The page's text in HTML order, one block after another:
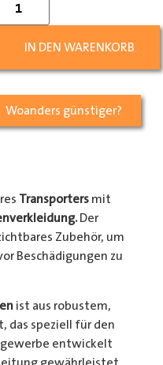
IN DEN WARENKORB
Woanders günstiger?
Transportersmit
Der
Zubehör, um
Beschädigungen zu
ist aus robustem,
das speziell für den
entwickelt